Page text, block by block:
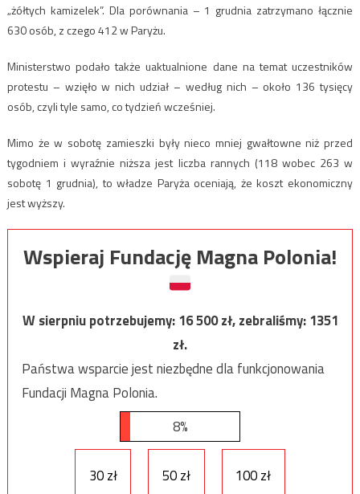
„żółtych kamizelek”. Dla porównania – 1 grudnia zatrzymano łącznie
630 osób, z czego 412 w Paryżu.
Ministerstwo podało także uaktualnione dane na temat uczestników
protestu – wzięło w nich udział – według nich – około 136 tysięcy
osób, czyli tyle samo, co tydzień wcześniej.
Mimo że w sobotę zamieszki były nieco mniej gwałtowne niż przed
tygodniem i wyraźnie niższa jest liczba rannych (118 wobec 263 w
sobotę 1 grudnia), to władze Paryża oceniają, że koszt ekonomiczny
jest wyższy.
Wspieraj Fundację Magna Polonia!
W sierpniu potrzebujemy:16 500zł, zebraliśmy:1351
zł.
Państwa wsparcie jest niezbędne dla funkcjonowania
Fundacji Magna Polonia.
8%
30 zł 50 zł 100 zł